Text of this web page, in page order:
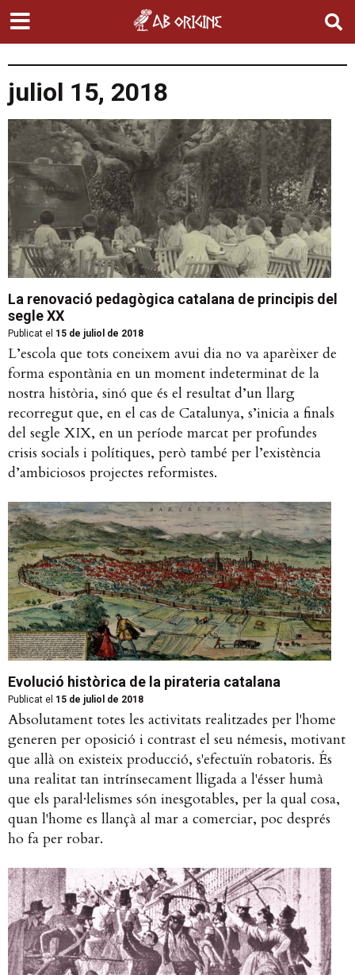
juliol 15, 2018
La renovació pedagògica catalana de principis del
segle XX
Publicat el 15 de juliol de 2018
L’escola que tots coneixem avui dia no va aparèixer de
forma espontània en un moment indeterminat de la
nostra història, sinó que és el resultat d’un llarg
recorregut que, en el cas de Catalunya, s’inicia a finals
del segle XIX, en un període marcat per profundes
crisis socials i polítiques, però també per l’existència
d’ambiciosos projectes reformistes.
Evolució històrica de la pirateria catalana
Publicat el 15 de juliol de 2018
Absolutament totes les activitats realitzades per l'home
generen per oposició i contrast el seu némesis, motivant
que allà on existeix producció, s'efectuïn robatoris. És
una realitat tan intrínsecament lligada a l'ésser humà
que els paral·lelismes són inesgotables, per la qual cosa,
quan l'home es llançà al mar a comerciar, poc després
ho fa per robar.